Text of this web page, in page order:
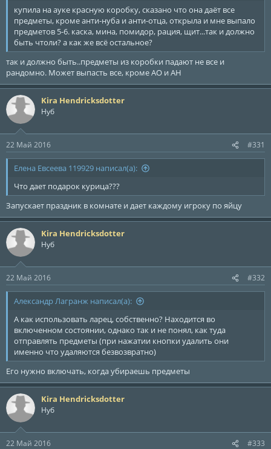
купила на ауке красную коробку, сказано что она даёт все
предметы, кроме анти-нуба и анти-отца, открыла и мне выпало
предметов 5-6. каска, мина, помидор, рация, щит...так и должно
быть чтоли? а как же всё остальное?
так и должно быть..предметы из коробки падают не все и
рандомно. Может выпасть все, кроме АО и АН
Kira Hendricksdotter
Нуб
22 Май 2016 #331
Елена Евсеева 119929 написал(а):
Что дает подарок курица???
Запускает праздник в комнате и дает каждому игроку по яйцу
Kira Hendricksdotter
Нуб
22 Май 2016 #332
Александр Лагранж написал(а):
А как использовать ларец, собственно? Находится во
включенном состоянии, однако так и не понял, как туда
отправлять предметы (при нажатии кнопки удалить они
именно что удаляются безвозвратно)
Его нужно включать, когда убираешь предметы
Kira Hendricksdotter
Нуб
22 Май 2016 #333